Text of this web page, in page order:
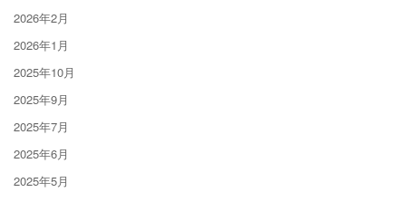
2026年2月
2026年1月
2025年10月
2025年9月
2025年7月
2025年6月
2025年5月